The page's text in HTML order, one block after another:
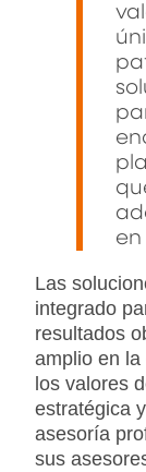
Las
integrado
resultados
amplio en
los valores
estratégica
asesoría
sus